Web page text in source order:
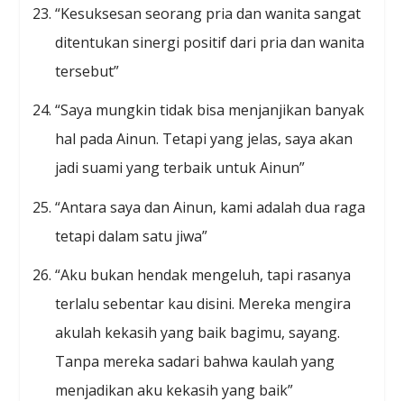
“Kesuksesan seorang pria dan wanita sangat
ditentukan sinergi positif dari pria dan wanita
tersebut”
“Saya mungkin tidak bisa menjanjikan banyak
hal pada Ainun. Tetapi yang jelas, saya akan
jadi suami yang terbaik untuk Ainun”
“Antara saya dan Ainun, kami adalah dua raga
tetapi dalam satu jiwa”
“Aku bukan hendak mengeluh, tapi rasanya
terlalu sebentar kau disini. Mereka mengira
akulah kekasih yang baik bagimu, sayang.
Tanpa mereka sadari bahwa kaulah yang
menjadikan aku kekasih yang baik”